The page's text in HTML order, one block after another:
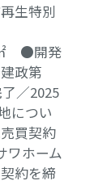
生特別
●開発
政第
／2025
につい
買契約
ワホーム
約を締